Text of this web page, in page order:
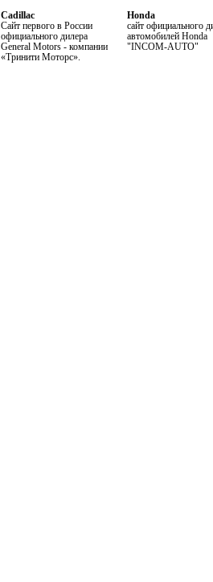
Cadillac
Сайт первого в России
официального дилера
General Motors - компании
«Тринити Моторс».
Honda
сайт официального
автомобилей Honda
"INCOM-AUTO"